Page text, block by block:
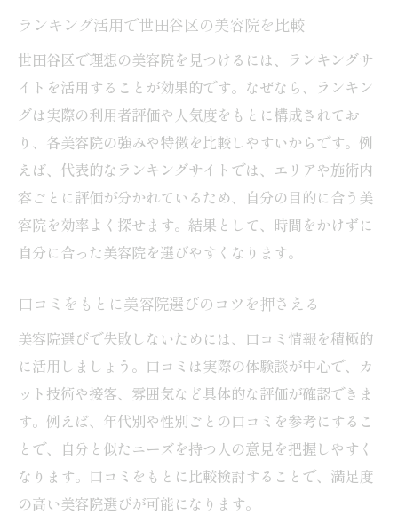
ランキング活用で世田谷区の美容院を比較
世田谷区で理想の美容院を見つけるには、ランキングサ
イトを活用することが効果的です。なぜなら、ランキン
グは実際の利用者評価や人気度をもとに構成されてお
り、各美容院の強みや特徴を比較しやすいからです。例
えば、代表的なランキングサイトでは、エリアや施術内
容ごとに評価が分かれているため、自分の目的に合う美
容院を効率よく探せます。結果として、時間をかけずに
自分に合った美容院を選びやすくなります。
口コミをもとに美容院選びのコツを押さえる
美容院選びで失敗しないためには、口コミ情報を積極的
に活用しましょう。口コミは実際の体験談が中心で、カ
ット技術や接客、雰囲気など具体的な評価が確認できま
す。例えば、年代別や性別ごとの口コミを参考にするこ
とで、自分と似たニーズを持つ人の意見を把握しやすく
なります。口コミをもとに比較検討することで、満足度
の高い美容院選びが可能になります。